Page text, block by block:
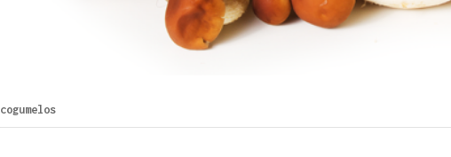
cogumelos